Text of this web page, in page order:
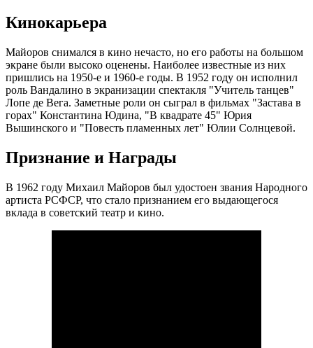
Кинокарьера
Майоров снимался в кино нечасто, но его работы на большом
экране были высоко оценены. Наиболее известные из них
пришлись на 1950-е и 1960-е годы. В 1952 году он исполнил
роль Вандалино в экранизации спектакля "Учитель танцев"
Лопе де Вега. Заметные роли он сыграл в фильмах "Застава в
горах" Константина Юдина, "В квадрате 45" Юрия
Вышинского и "Повесть пламенных лет" Юлии Солнцевой.
Признание и Награды
В 1962 году Михаил Майоров был удостоен звания Народного
артиста РСФСР, что стало признанием его выдающегося
вклада в советский театр и кино.